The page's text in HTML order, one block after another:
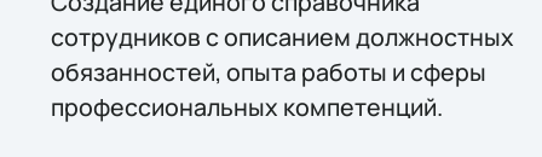
сотрудников с описанием должностных
обязанностей, опыта работы и сферы
профессиональных компетенций.